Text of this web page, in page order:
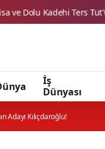
İş
Dünyası
Adayı Kılıçdaroğlu!